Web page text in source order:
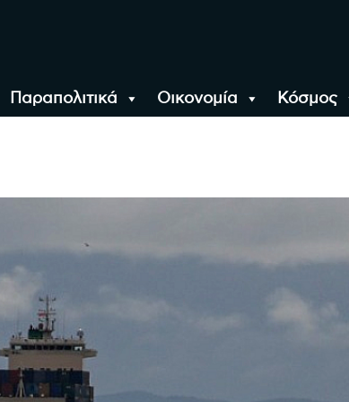
Παραπολιτικά Οικονομία Κόσμος